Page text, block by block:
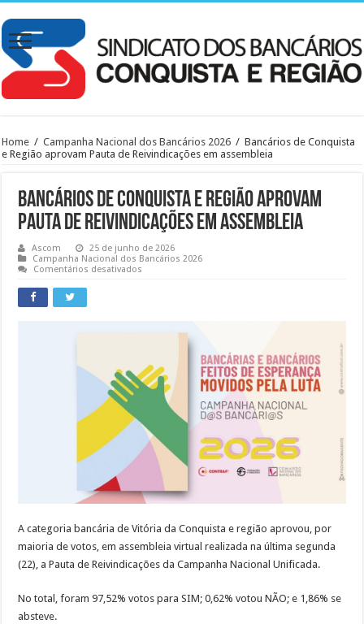
Home / Campanha Nacional dos Bancários 2026 / Bancários de Conquista
e Região aprovam Pauta de Reivindicações em assembleia
Bancários de Conquista e Região aprovam
Pauta de Reivindicações em assembleia
Ascom
25 de junho de 2026
Campanha Nacional dos Bancários 2026
Comentários desativados
aprovam
Reivindicações
em
assembleia
A categoria bancária de Vitória da Conquista e região aprovou, por
maioria de votos, em assembleia virtual realizada na última segunda
(22), a Pauta de Reivindicações da Campanha Nacional Unificada.
No total, foram 97,52% votos para SIM; 0,62% votou NÃO; e 1,86% se
absteve.